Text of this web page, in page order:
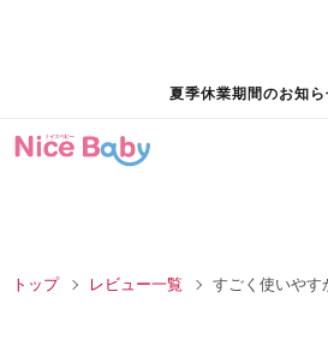
夏季休業期間のお知ら
トップ レビュー一覧 すごく使いやす